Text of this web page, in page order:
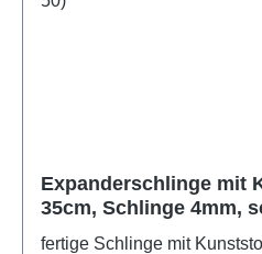
Expanderschlinge mit
35cm, Schlinge 4mm,
(06.3035.70-50)
fertige Schlinge mit